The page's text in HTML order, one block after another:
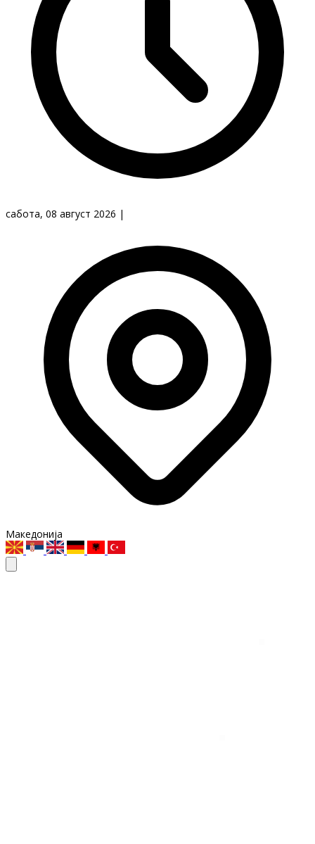
сабота, 08 август 2026 |
Македонија